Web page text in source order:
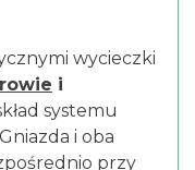
wycieczki
i
systemu
i oba
przy